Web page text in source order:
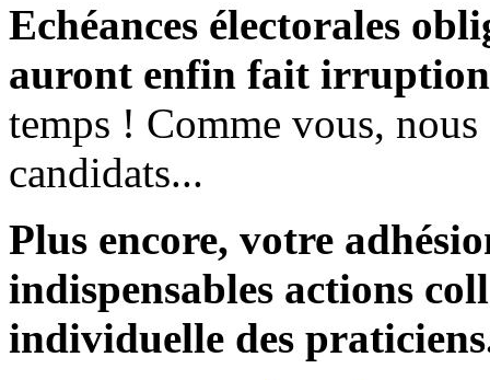
Echéances électorales
auront enfin fait
temps ! Comme vous,
candidats...
Plus encore, votre
indispensables actions
individuelle des